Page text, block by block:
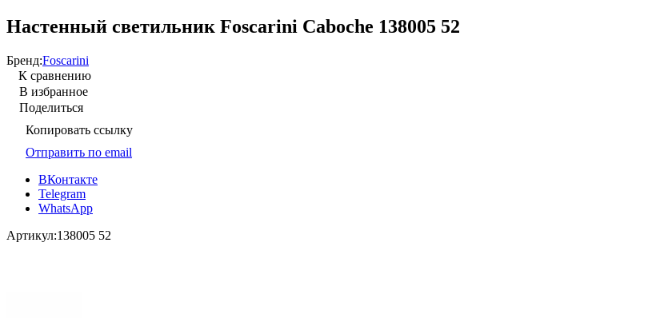
Настенный светильник Foscarini Caboche 138005 52
Бренд:Foscarini
К сравнению
В избранное
Поделиться
Копировать ссылку
Отправить по email
ВКонтакте
Telegram
WhatsApp
Артикул:138005 52